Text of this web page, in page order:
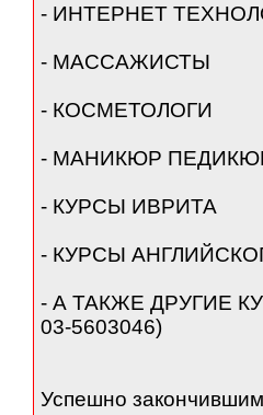
- ИНТЕРНЕТ
- МАССАЖИСТЫ
- КОСМЕТОЛОГИ
- МАНИКЮР
- КУРСЫ ИВРИТА
- КУРСЫ
- А ТАКЖЕ ДРУГИЕ
03-5603046)
Успешно